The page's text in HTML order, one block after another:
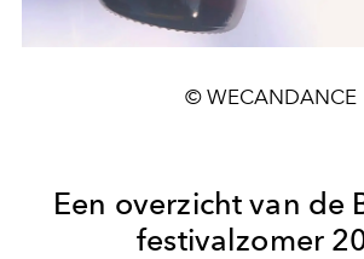
© WECANDANCE
Een overzicht van de
festivalzomer